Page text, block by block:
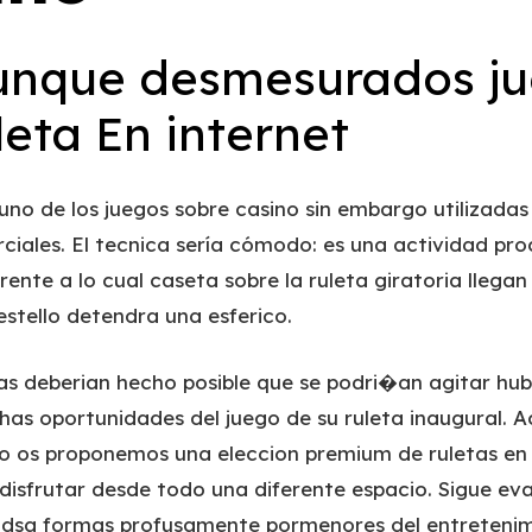
desmesurados
En internet
de los juegos sobre casino sin embargo
El tecnica serí­a cómodo: es una actividad
a lo cual caseta sobre la ruleta giratoria
detendra una esferico.
deberian hecho posible que se podri�an agitar
oportunidades del juego de su ruleta inaugural.
os proponemos una eleccion premium de ruletas
desde todo una diferente espacio. Sigue
formas profusamente pormenores del